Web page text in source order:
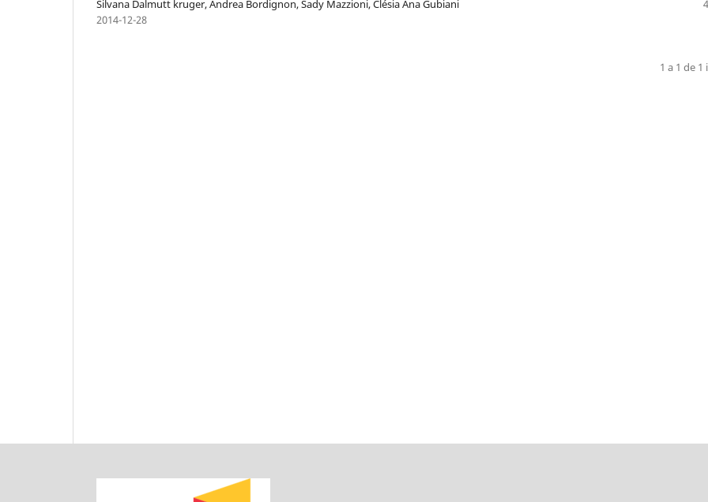
Silvana Dalmutt kruger, Andrea Bordignon, Sady Mazzioni, Clésia Ana Gubiani
2014-12-28
1 a 1 de 1